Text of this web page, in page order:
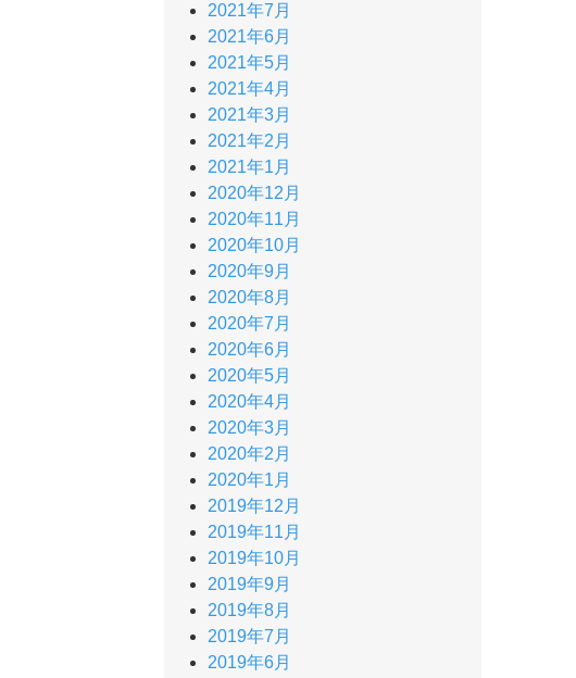
2021年7月
2021年6月
2021年5月
2021年4月
2021年3月
2021年2月
2021年1月
2020年12月
2020年11月
2020年10月
2020年9月
2020年8月
2020年7月
2020年6月
2020年5月
2020年4月
2020年3月
2020年2月
2020年1月
2019年12月
2019年11月
2019年10月
2019年9月
2019年8月
2019年7月
2019年6月